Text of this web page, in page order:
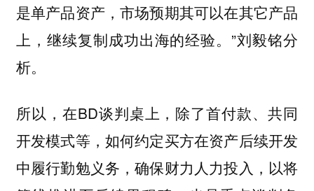
是单产品资产，市场预期其可以在其它产品
上，继续复制成功出海的经验。”刘毅铭分
析。
所以，在BD谈判桌上，除了首付款、共同
开发模式等，如何约定买方在资产后续开发
中履行勤勉义务，确保财力人力投入，以将